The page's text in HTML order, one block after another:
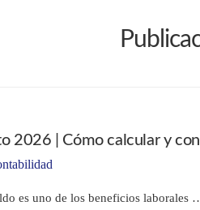
2026 | Cómo calcular y
es uno de los beneficios laborales